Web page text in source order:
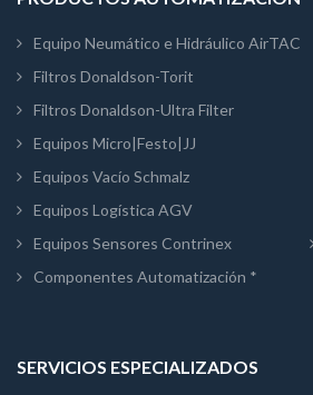
Equipo Neumático e Hidráulico AirTAC
Filtros Donaldson-Torit
Filtros Donaldson-Ultra Filter
Equipos Micro|Festo|JJ
Equipos Vacío Schmalz
Equipos Logística AGV
Equipos Sensores Contrinex
Componentes Automatización *
SERVICIOS ESPECIALIZADOS